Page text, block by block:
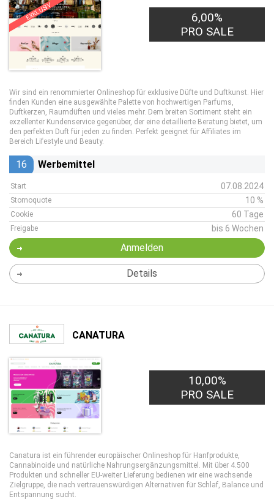
EXKLUSIV
6,00%
PRO SALE
Wir sind ein renommierter Onlineshop für exklusive Düfte und Duftkunst. Hier
finden Kunden eine ausgewählte Palette von hochwertigen Parfums,
Duftkerzen, Raumdüften und vieles mehr. Dem breiten Sortiment steht ein
exzellenter Kundenservice gegenüber, der eine detaillierte Beratung bietet, um
den perfekten Duft für jeden zu finden. Perfekt geeignet für Affiliates im
Bereich Lifestyle und Beauty.
16 Werbemittel
Start 07.08.2024
Stornoquote 10 %
Cookie 60 Tage
Freigabe bis 6 Wochen
Anmelden
Details
CANATURA
10,00%
PRO SALE
Canatura ist ein führender europäischer Onlineshop für Hanfprodukte,
Cannabinoide und natürliche Nahrungsergänzungsmittel. Mit über 4.500
Produkten und schneller EU-weiter Lieferung bedienen wir eine wachsende
Zielgruppe, die nach vertrauenswürdigen Alternativen für Schlaf, Balance und
Entspannung sucht.